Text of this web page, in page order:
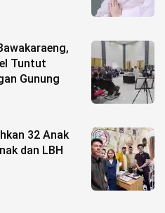
Tuntut
Gunung
32 Anak
dan LBH